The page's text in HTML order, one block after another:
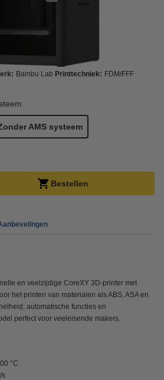
Bambu Lab Printtechniek: FDM/FFF
AMS systeem
Bestellen
en veelzijdige CoreXY 3D-printer met
het printen van materialen als ABS, ASA en
automatische functies en
perfect voor veeleisende makers.
°C
s